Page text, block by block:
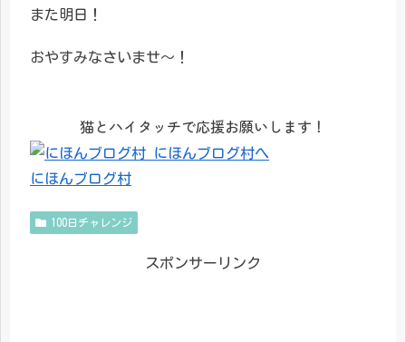
また明日！
おやすみなさいませ〜！
猫とハイタッチで応援お願いします！
にほんブログ村
100日チャレンジ
スポンサーリンク